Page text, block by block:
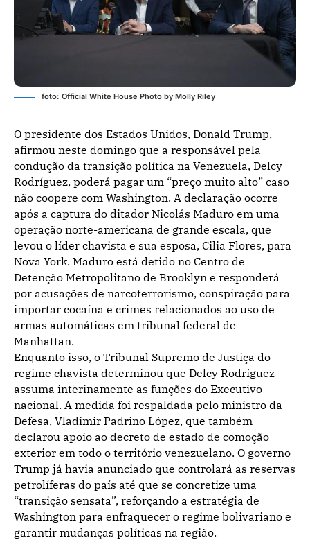
foto: Official White House Photo by Molly Riley
O presidente dos Estados Unidos, Donald Trump,
afirmou neste domingo que a responsável pela
condução da transição política na Venezuela, Delcy
Rodríguez, poderá pagar um “preço muito alto” caso
não coopere com Washington. A declaração ocorre
após a captura do ditador Nicolás Maduro em uma
operação norte-americana de grande escala, que
levou o líder chavista e sua esposa, Cilia Flores, para
Nova York. Maduro está detido no Centro de
Detenção Metropolitano de Brooklyn e responderá
por acusações de narcoterrorismo, conspiração para
importar cocaína e crimes relacionados ao uso de
armas automáticas em tribunal federal de
Manhattan.
Enquanto isso, o Tribunal Supremo de Justiça do
regime chavista determinou que Delcy Rodríguez
assuma interinamente as funções do Executivo
nacional. A medida foi respaldada pelo ministro da
Defesa, Vladimir Padrino López, que também
declarou apoio ao decreto de estado de comoção
exterior em todo o território venezuelano. O governo
Trump já havia anunciado que controlará as reservas
petrolíferas do país até que se concretize uma
“transição sensata”, reforçando a estratégia de
Washington para enfraquecer o regime bolivariano e
garantir mudanças políticas na região.